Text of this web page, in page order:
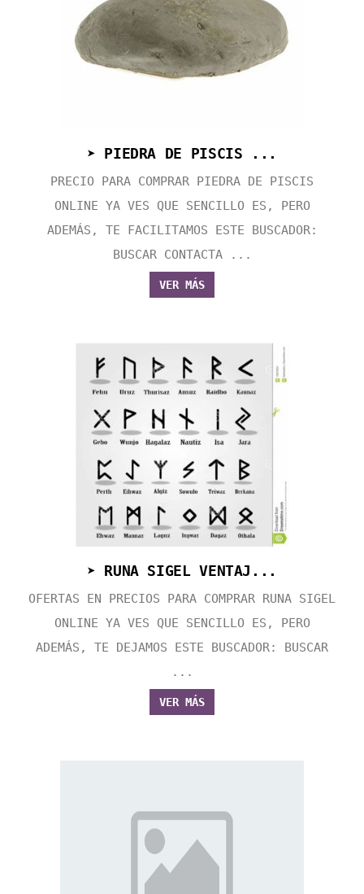
➤ PIEDRA DE PISCIS ...
PRECIO PARA COMPRAR PIEDRA DE PISCIS
ONLINE YA VES QUE SENCILLO ES, PERO
ADEMÁS, TE FACILITAMOS ESTE BUSCADOR:
BUSCAR CONTACTA ...
VER MÁS
➤ RUNA SIGEL VENTAJ...
OFERTAS EN PRECIOS PARA COMPRAR RUNA SIGEL
ONLINE YA VES QUE SENCILLO ES, PERO
ADEMÁS, TE DEJAMOS ESTE BUSCADOR: BUSCAR
...
VER MÁS